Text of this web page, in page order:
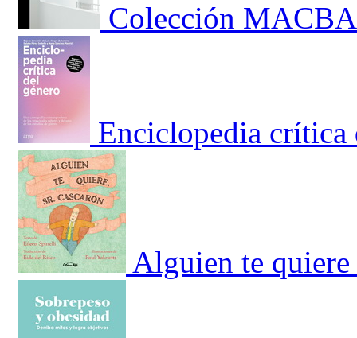
Colección
Enciclopedia crítica
Alguien te quiere